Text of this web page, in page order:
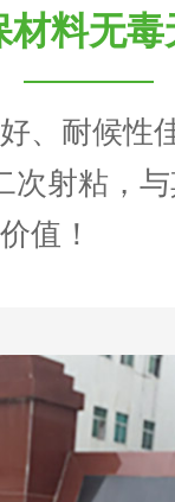
材料无毒
、耐候性
次射粘，
值！